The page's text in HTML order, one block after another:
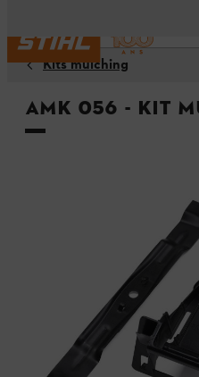
Kits mulching
AMK 056 - Kit